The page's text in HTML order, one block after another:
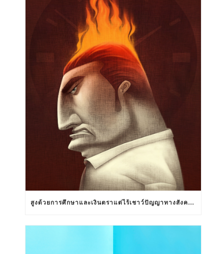
สูงด้วยการศึกษาและเงินตราแต่ไร้เชาว์ปัญญาทางสังคมสัมพันธ์